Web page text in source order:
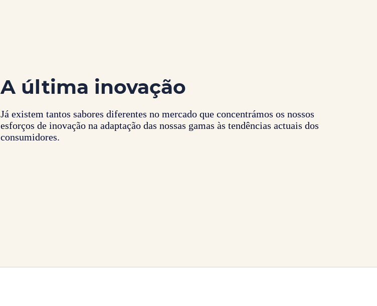
A última inovação
Já existem tantos sabores diferentes no mercado que concentrámos os nossos
esforços de inovação na adaptação das nossas gamas às tendências actuais dos
consumidores.